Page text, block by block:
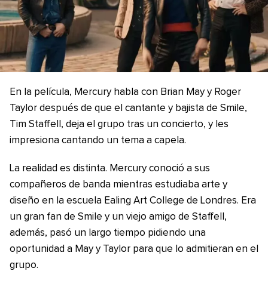
En la película, Mercury habla con Brian May y Roger
Taylor después de que el cantante y bajista de Smile,
Tim Staffell, deja el grupo tras un concierto, y les
impresiona cantando un tema a capela.
La realidad es distinta. Mercury conoció a sus
compañeros de banda mientras estudiaba arte y
diseño en la escuela Ealing Art College de Londres. Era
un gran fan de Smile y un viejo amigo de Staffell,
además, pasó un largo tiempo pidiendo una
oportunidad a May y Taylor para que lo admitieran en el
grupo.